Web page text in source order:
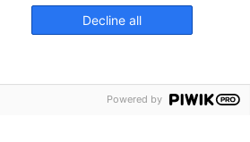
Decline all
Powered by